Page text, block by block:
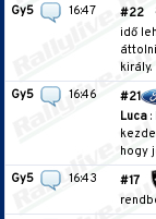
Gy5
16:47 #22
idő
király.
Gy5
16:46 #21
Luca:
hogy
Gy5
16:43 #17